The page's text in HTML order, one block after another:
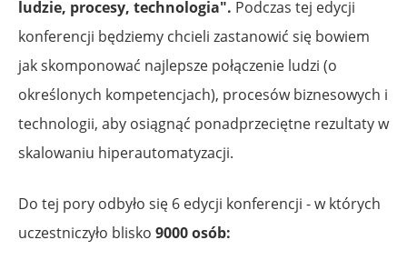
ludzie, procesy, technologia". Podczas tej edycji
konferencji będziemy chcieli zastanowić się bowiem
jak skomponować najlepsze połączenie ludzi (o
określonych kompetencjach), procesów biznesowych i
technologii, aby osiągnąć ponadprzeciętne rezultaty w
skalowaniu hiperautomatyzacji.
Do tej pory odbyło się 6 edycji konferencji - w których
uczestniczyło blisko 9000 osób: